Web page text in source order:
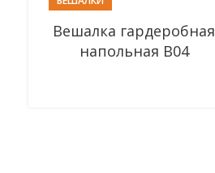
Вешалка гардеробная
напольная В04